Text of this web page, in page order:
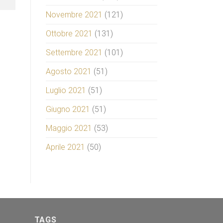
Novembre 2021 (121)
Ottobre 2021 (131)
Settembre 2021 (101)
Agosto 2021 (51)
Luglio 2021 (51)
Giugno 2021 (51)
Maggio 2021 (53)
Aprile 2021 (50)
TAGS